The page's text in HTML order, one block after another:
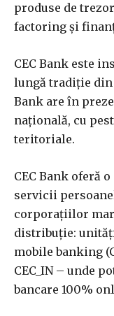
produse de
factoring şi
CEC Bank este
lungă tradiţie din
Bank are în
naţională, cu
teritoriale.
CEC Bank oferă
servicii
corporaţiilor
distribuţie: unităţi
mobile banking
CEC_IN – unde
bancare 100%